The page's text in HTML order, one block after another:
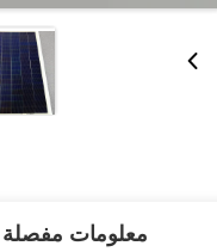
معلومات مفصلة